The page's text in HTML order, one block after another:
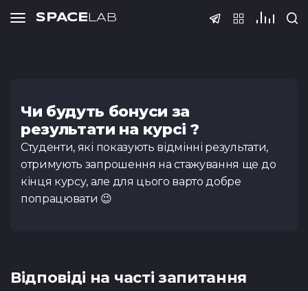
Тест з QA
Тест з
SPACE LAB
Чи будуть бонуси за
результати на курсі ?
Студенти, які показують відмінні результати,
отримують запрошення на стажування ще до
кінця курсу, але для цього варто добре
попрацювати 😉
Відповіді на часті запитання